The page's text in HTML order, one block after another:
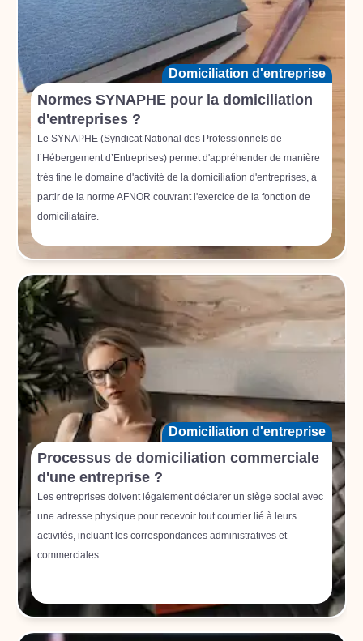
Domiciliation d'entreprise
Normes SYNAPHE pour la domiciliation
d'entreprises ?
Le SYNAPHE (Syndicat National des Professionnels de
l’Hébergement d’Entreprises) permet d'appréhender de manière
très fine le domaine d'activité de la domiciliation d'entreprises, à
partir de la norme AFNOR couvrant l'exercice de la fonction de
domiciliataire.
Domiciliation d'entreprise
Processus de domiciliation commerciale
d'une entreprise ?
Les entreprises doivent légalement déclarer un siège social avec
une adresse physique pour recevoir tout courrier lié à leurs
activités, incluant les correspondances administratives et
commerciales.